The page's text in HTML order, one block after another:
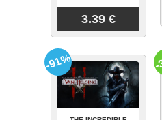
3.39 €
-91% -